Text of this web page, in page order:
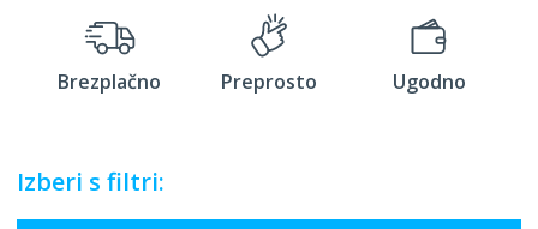
Brezplačno Preprosto Ugodno
Izberi s filtri: